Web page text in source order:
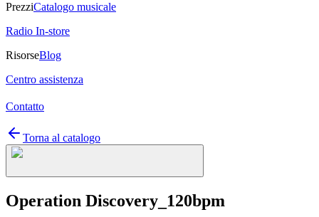
PrezziCatalogo musicale
Radio In-store
RisorseBlog
Centro assistenza
Contatto
Torna al catalogo
Operation Discovery_120bpm